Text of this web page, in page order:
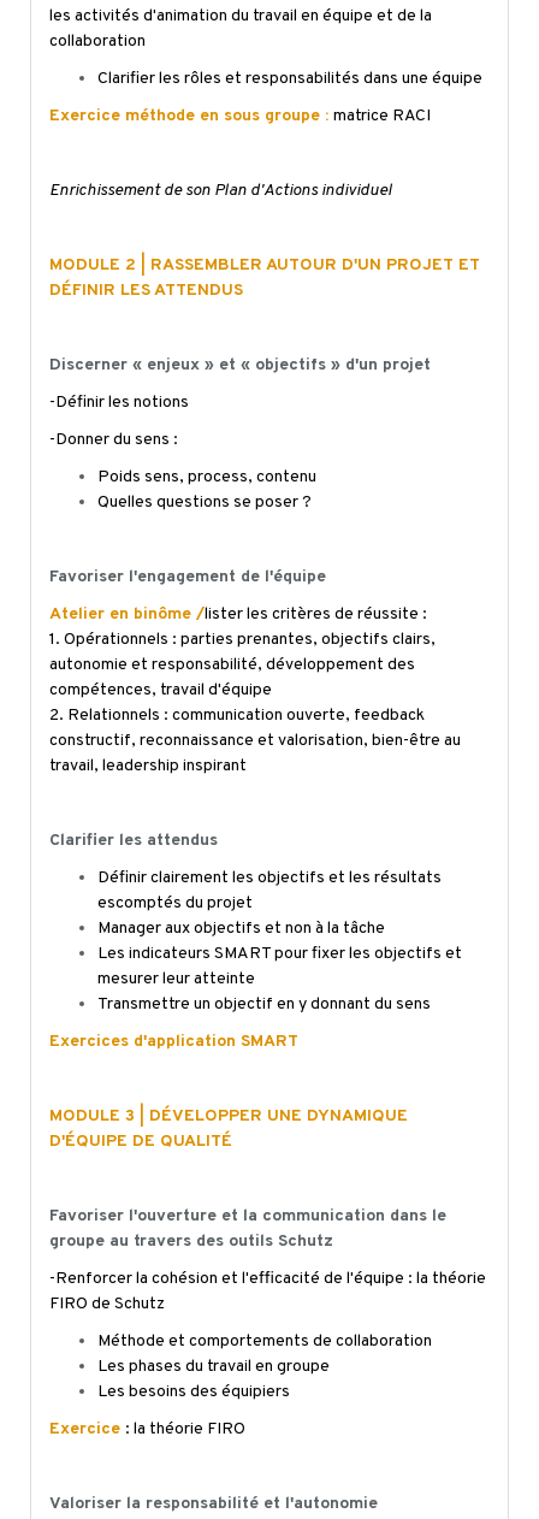
les activités d'animation du travail en équipe et de la
collaboration
Clarifier les rôles et responsabilités dans une équipe
Exercice méthode en sous groupe : matrice RACI
Enrichissement de son Plan d'Actions individuel
MODULE 2 | RASSEMBLER AUTOUR D'UN PROJET ET
DÉFINIR LES ATTENDUS
Discerner « enjeux » et « objectifs » d'un projet
-Définir les notions
-Donner du sens :
Poids sens, process, contenu
Quelles questions se poser ?
Favoriser l'engagement de l'équipe
Atelier en binôme /lister les critères de réussite :
1. Opérationnels : parties prenantes, objectifs clairs,
autonomie et responsabilité, développement des
compétences, travail d'équipe
2. Relationnels : communication ouverte, feedback
constructif, reconnaissance et valorisation, bien-être au
travail, leadership inspirant
Clarifier les attendus
Définir clairement les objectifs et les résultats
escomptés du projet
Manager aux objectifs et non à la tâche
Les indicateurs SMART pour fixer les objectifs et
mesurer leur atteinte
Transmettre un objectif en y donnant du sens
Exercices d'application SMART
MODULE 3 | DÉVELOPPER UNE DYNAMIQUE
D'ÉQUIPE DE QUALITÉ
Favoriser l'ouverture et la communication dans le
groupe au travers des outils Schutz
-Renforcer la cohésion et l'efficacité de l'équipe : la théorie
FIRO de Schutz
Méthode et comportements de collaboration
Les phases du travail en groupe
Les besoins des équipiers
Exercice : la théorie FIRO
Valoriser la responsabilité et l'autonomie